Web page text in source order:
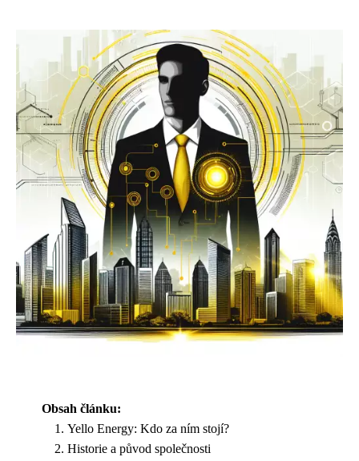
Obsah článku:
Yello Energy: Kdo za ním stojí?
Historie a původ společnosti